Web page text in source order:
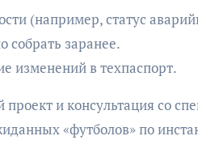
(например, статус
собрать заранее.
изменений в техпаспорт.
и консультация со
«футболов» по